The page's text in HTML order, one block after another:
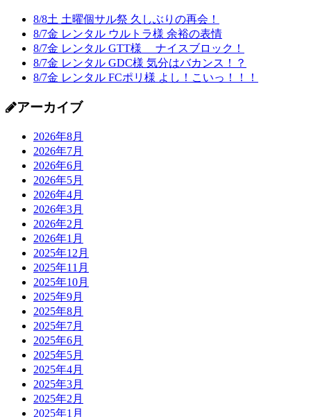
8/8土 土曜個サル祭 久しぶりの再会！
8/7金 レンタル ウルトラ様 余裕の表情
8/7金 レンタル GTT様 ナイスブロック！
8/7金 レンタル GDC様 気分はバカンス！？
8/7金 レンタル FCポリ様 よし！こいっ！！！
アーカイブ
2026年8月
2026年7月
2026年6月
2026年5月
2026年4月
2026年3月
2026年2月
2026年1月
2025年12月
2025年11月
2025年10月
2025年9月
2025年8月
2025年7月
2025年6月
2025年5月
2025年4月
2025年3月
2025年2月
2025年1月